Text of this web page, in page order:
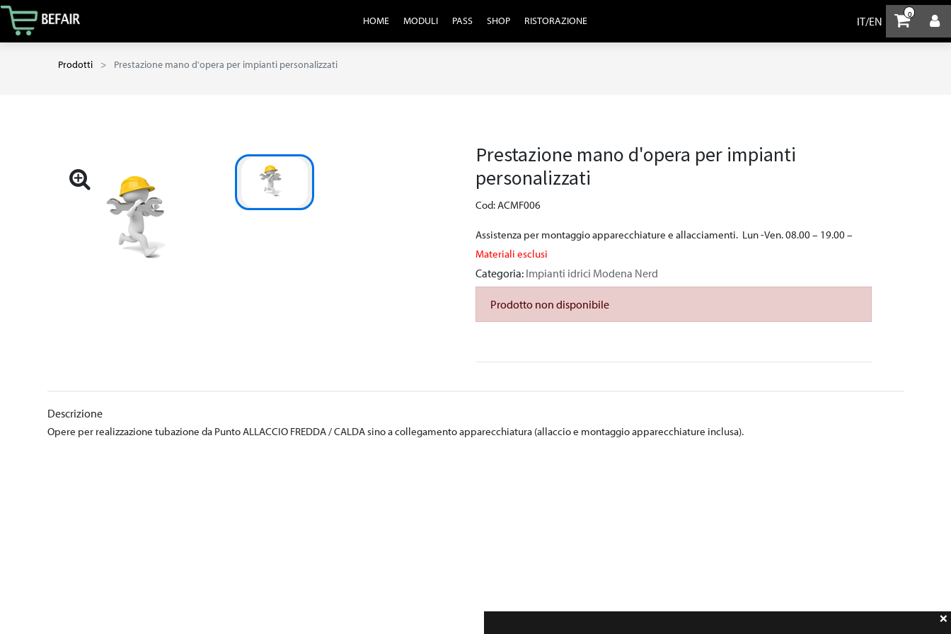
HOME MODULI PASS SHOP RISTORAZIONE
0
IT/EN
Prodotti Prestazione mano d'opera per impianti personalizzati
Prestazione mano d'opera per impianti
personalizzati
Cod: ACMF006
Assistenza per montaggio apparecchiature e allacciamenti. Lun -Ven. 08.00 – 19.00 –
Materiali esclusi
Categoria: Impianti idrici Modena Nerd
Prodotto non disponibile
Descrizione
Opere per realizzazione tubazione da Punto ALLACCIO FREDDA / CALDA sino a collegamento apparecchiatura (allaccio e montaggio apparecchiature inclusa).